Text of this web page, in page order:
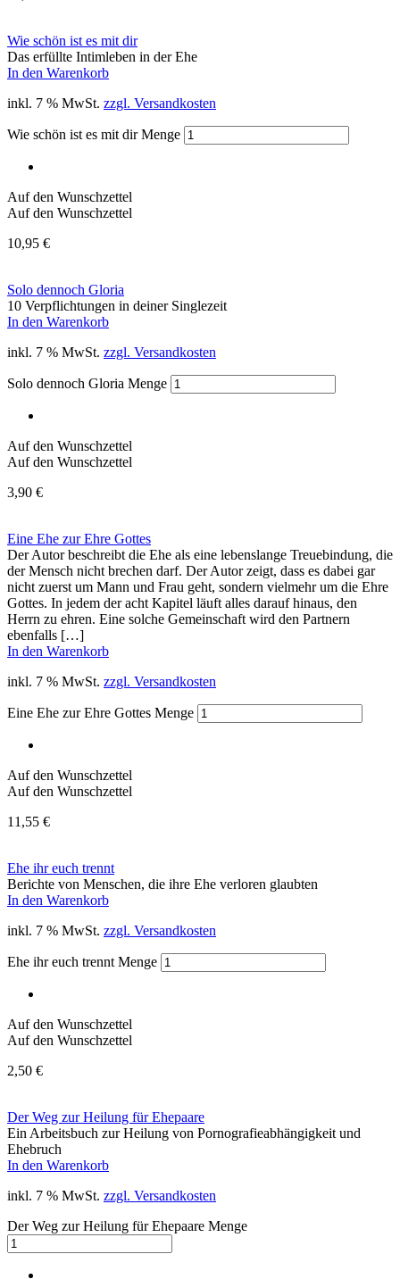
Wie schön ist es mit dir
Das erfüllte Intimleben in der Ehe
In den Warenkorb
inkl. 7 % MwSt. zzgl. Versandkosten
Wie schön ist es mit dir Menge
Auf den Wunschzettel
Auf den Wunschzettel
10,95 €
Solo dennoch Gloria
10 Verpflichtungen in deiner Singlezeit
In den Warenkorb
inkl. 7 % MwSt. zzgl. Versandkosten
Solo dennoch Gloria Menge
Auf den Wunschzettel
Auf den Wunschzettel
3,90 €
Eine Ehe zur Ehre Gottes
Der Autor beschreibt die Ehe als eine lebenslange Treuebindung, die
der Mensch nicht brechen darf. Der Autor zeigt, dass es dabei gar
nicht zuerst um Mann und Frau geht, sondern vielmehr um die Ehre
Gottes. In jedem der acht Kapitel läuft alles darauf hinaus, den
Herrn zu ehren. Eine solche Gemeinschaft wird den Partnern
ebenfalls […]
In den Warenkorb
inkl. 7 % MwSt. zzgl. Versandkosten
Eine Ehe zur Ehre Gottes Menge
Auf den Wunschzettel
Auf den Wunschzettel
11,55 €
Ehe ihr euch trennt
Berichte von Menschen, die ihre Ehe verloren glaubten
In den Warenkorb
inkl. 7 % MwSt. zzgl. Versandkosten
Ehe ihr euch trennt Menge
Auf den Wunschzettel
Auf den Wunschzettel
2,50 €
Der Weg zur Heilung für Ehepaare
Ein Arbeitsbuch zur Heilung von Pornografieabhängigkeit und
Ehebruch
In den Warenkorb
inkl. 7 % MwSt. zzgl. Versandkosten
Der Weg zur Heilung für Ehepaare Menge